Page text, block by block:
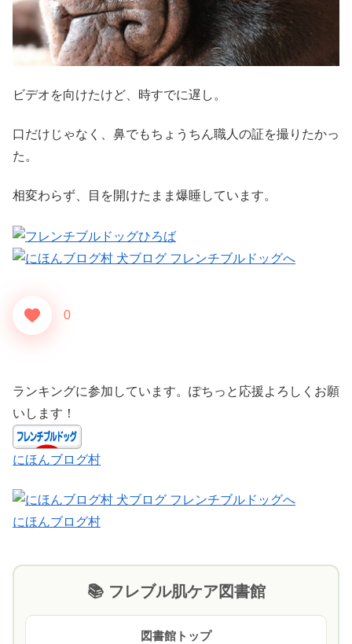
ビデオを向けたけど、時すでに遅し。
口だけじゃなく、鼻でもちょうちん職人の証を撮りたかっ
た。
相変わらず、目を開けたまま爆睡しています。
0
ランキングに参加しています。ぽちっと応援よろしくお願
いします！
にほんブログ村
にほんブログ村
📚 フレブル肌ケア図書館
図書館トップ